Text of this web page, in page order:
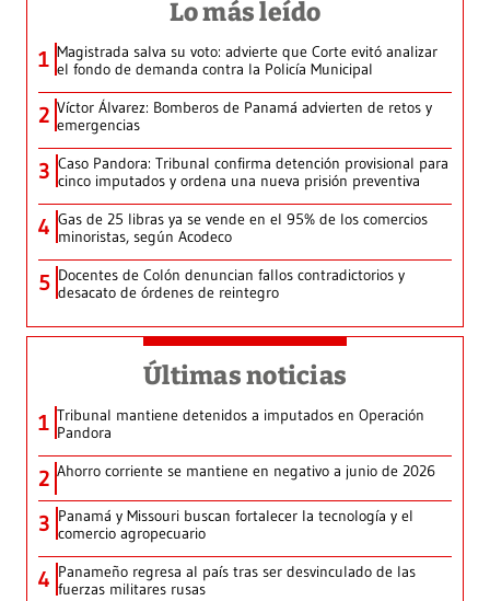
Lo más leído
1 Magistrada salva su voto: advierte que Corte evitó analizar
el fondo de demanda contra la Policía Municipal
2 Víctor Álvarez: Bomberos de Panamá advierten de retos y
emergencias
3 Caso Pandora: Tribunal confirma detención provisional para
cinco imputados y ordena una nueva prisión preventiva
4 Gas de 25 libras ya se vende en el 95% de los comercios
minoristas, según Acodeco
5 Docentes de Colón denuncian fallos contradictorios y
desacato de órdenes de reintegro
Últimas noticias
1 Tribunal mantiene detenidos a imputados en Operación
Pandora
2 Ahorro corriente se mantiene en negativo a junio de 2026
3 Panamá y Missouri buscan fortalecer la tecnología y el
comercio agropecuario
4 Panameño regresa al país tras ser desvinculado de las
fuerzas militares rusas